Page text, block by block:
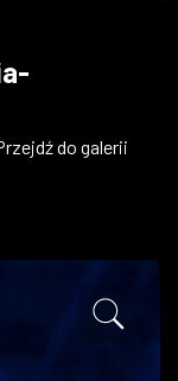
do galerii